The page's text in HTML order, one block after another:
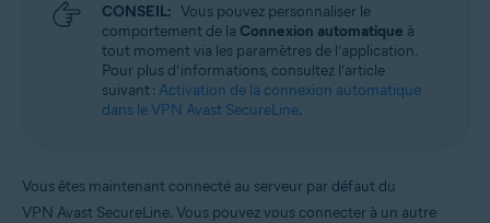
CONSEIL: Vous pouvez personnaliser le
comportement de la Connexion automatique à
tout moment via les paramètres de l’application.
Pour plus d’informations, consultez l’article
suivant : Activation de la connexion automatique
dans le VPN Avast SecureLine.
Vous êtes maintenant connecté au serveur par défaut du
VPN Avast SecureLine. Vous pouvez vous connecter à un autre